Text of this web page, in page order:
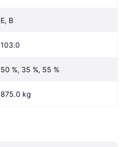
E, B
103.0
50 %, 35 %, 55 %
875.0 kg